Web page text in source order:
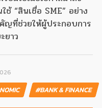
ช้ “สินเชื่อ SME” อย่าง
ญที่ช่วยให้ผู้ประกอบการ
ยาว
#BANK & FINANCE